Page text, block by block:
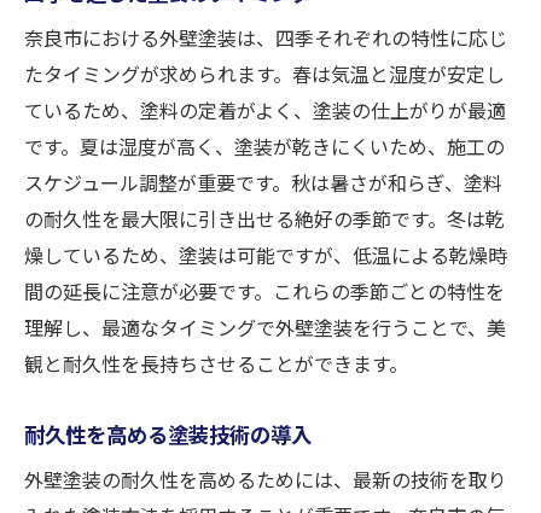
奈良市における外壁塗装は、四季それぞれの特性に応じ
たタイミングが求められます。春は気温と湿度が安定し
ているため、塗料の定着がよく、塗装の仕上がりが最適
です。夏は湿度が高く、塗装が乾きにくいため、施工の
スケジュール調整が重要です。秋は暑さが和らぎ、塗料
の耐久性を最大限に引き出せる絶好の季節です。冬は乾
燥しているため、塗装は可能ですが、低温による乾燥時
間の延長に注意が必要です。これらの季節ごとの特性を
理解し、最適なタイミングで外壁塗装を行うことで、美
観と耐久性を長持ちさせることができます。
耐久性を高める塗装技術の導入
外壁塗装の耐久性を高めるためには、最新の技術を取り